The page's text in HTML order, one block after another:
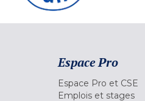
Espace Pro
Espace Pro et CSE
Emplois et stages